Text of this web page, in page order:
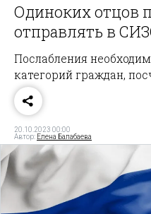
Одиноких отцов
отправлять в
Послабления
категорий граждан,
20.10.2023 00:00
Автор: Елена Балабаева